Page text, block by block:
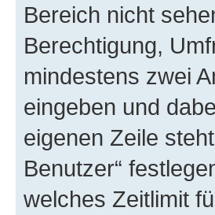
Bereich nicht
Berechtigung,
mindestens zwei
eingeben und
eigenen Zeile
Benutzer“
welches Zeitlimit